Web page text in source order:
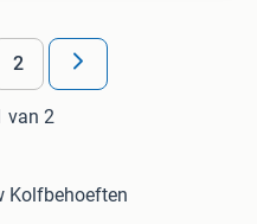
2
van 2
Kolfbehoeften